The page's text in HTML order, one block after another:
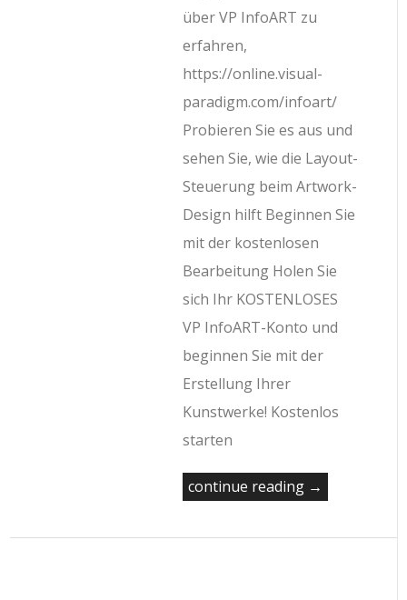
über VP InfoART zu
erfahren,
https://online.visual-
paradigm.com/infoart/
Probieren Sie es aus und
sehen Sie, wie die Layout-
Steuerung beim Artwork-
Design hilft Beginnen Sie
mit der kostenlosen
Bearbeitung Holen Sie
sich Ihr KOSTENLOSES
VP InfoART-Konto und
beginnen Sie mit der
Erstellung Ihrer
Kunstwerke! Kostenlos
starten
continue reading →